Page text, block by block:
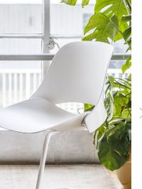
DIFFRIENT WORLD座椅